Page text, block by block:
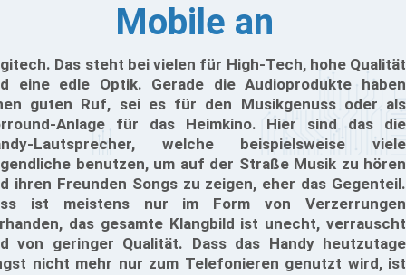
Mobile an
Das steht bei vielen für High-Tech, hohe Qualität
eine edle Optik. Gerade die Audioprodukte haben
guten Ruf, sei es für den Musikgenuss oder als
Anlage für das Heimkino. Hier sind das die
Lautsprecher, welche beispielsweise viele
benutzen, um auf der Straße Musik zu hören
ihren Freunden Songs zu zeigen, eher das Gegenteil.
ist meistens nur im Form von Verzerrungen
das gesamte Klangbild ist unecht, verrauscht
von geringer Qualität. Dass das Handy heutzutage
nicht mehr nur zum Telefonieren genutzt wird, ist